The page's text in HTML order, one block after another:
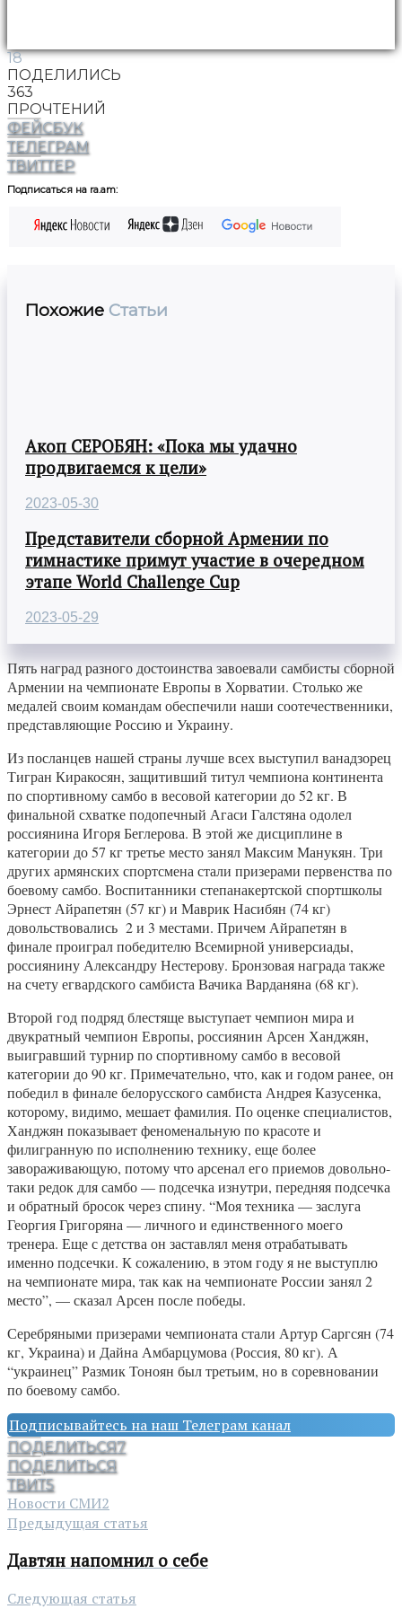
18
ПОДЕЛИЛИСЬ
363
ПРОЧТЕНИЙ
ФЕЙСБУК
ТЕЛЕГРАМ
ТВИТТЕР
Подписаться на ra.am:
Похожие Статьи
Акоп СЕРОБЯН: «Пока мы удачно
продвигаемся к цели»
2023-05-30
Представители сборной Армении по
гимнастике примут участие в очередном
этапе World Challenge Cup
2023-05-29
Пять наград разного достоинства завоевали самбисты сборной
Армении на чемпионате Европы в Хорватии. Столько же
медалей своим командам обеспечили наши соотечественники,
представляющие Россию и Украину.
Из посланцев нашей страны лучше всех выступил ванадзорец
Тигран Киракосян, защитивший титул чемпиона континента
по спортивному самбо в весовой категории до 52 кг. В
финальной схватке подопечный Агаси Галстяна одолел
россиянина Игоря Беглерова. В этой же дисциплине в
категории до 57 кг третье место занял Максим Манукян. Три
других армянских спортсмена стали призерами первенства по
боевому самбо. Воспитанники степанакертской спортшколы
Эрнест Айрапетян (57 кг) и Маврик Насибян (74 кг)
довольствовались 2 и 3 местами. Причем Айрапетян в
финале проиграл победителю Всемирной универсиады,
россиянину Александру Нестерову. Бронзовая награда также
на счету егвардского самбиста Вачика Варданяна (68 кг).
Второй год подряд блестяще выступает чемпион мира и
двукратный чемпион Европы, россиянин Арсен Ханджян,
выигравший турнир по спортивному самбо в весовой
категории до 90 кг. Примечательно, что, как и годом ранее, он
победил в финале белорусского самбиста Андрея Казусенка,
которому, видимо, мешает фамилия. По оценке специалистов,
Ханджян показывает феноменальную по красоте и
филигранную по исполнению технику, еще более
завораживающую, потому что арсенал его приемов довольно-
таки редок для самбо — подсечка изнутри, передняя подсечка
и обратный бросок через спину. “Моя техника — заслуга
Георгия Григоряна — личного и единственного моего
тренера. Еще с детства он заставлял меня отрабатывать
именно подсечки. К сожалению, в этом году я не выступлю
на чемпионате мира, так как на чемпионате России занял 2
место”, — сказал Арсен после победы.
Серебряными призерами чемпионата стали Артур Саргсян (74
кг, Украина) и Дайна Амбарцумова (Россия, 80 кг). А
“украинец” Размик Тоноян был третьим, но в соревновании
по боевому самбо.
Подписывайтесь на наш Телеграм канал
ПОДЕЛИТЬСЯ7
ПОДЕЛИТЬСЯ
ТВИТ5
Новости СМИ2
Предыдущая статья
Давтян напомнил о себе
Следующая статья